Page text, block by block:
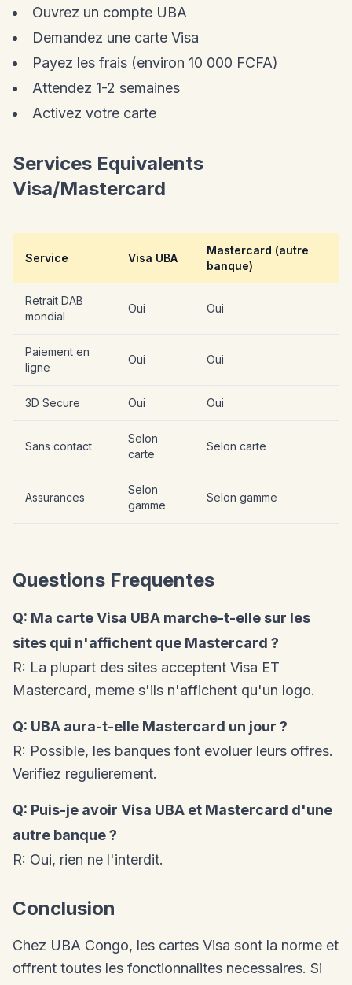
Ouvrez un compte UBA
Demandez une carte Visa
Payez les frais (environ 10 000 FCFA)
Attendez 1-2 semaines
Activez votre carte
Services Equivalents
Visa/Mastercard
Service Visa UBA
Mastercard (autre
banque)
Retrait DAB
mondial
Oui Oui
Paiement en
ligne
Oui Oui
3D Secure Oui Oui
Sans contact
Selon
carte
Selon carte
Assurances
Selon
gamme
Selon gamme
Questions Frequentes
Q: Ma carte Visa UBA marche-t-elle sur les
sites qui n'affichent que Mastercard ?
R: La plupart des sites acceptent Visa ET
Mastercard, meme s'ils n'affichent qu'un logo.
Q: UBA aura-t-elle Mastercard un jour ?
R: Possible, les banques font evoluer leurs offres.
Verifiez regulierement.
Q: Puis-je avoir Visa UBA et Mastercard d'une
autre banque ?
R: Oui, rien ne l'interdit.
Conclusion
Chez UBA Congo, les cartes Visa sont la norme et
offrent toutes les fonctionnalites necessaires. Si